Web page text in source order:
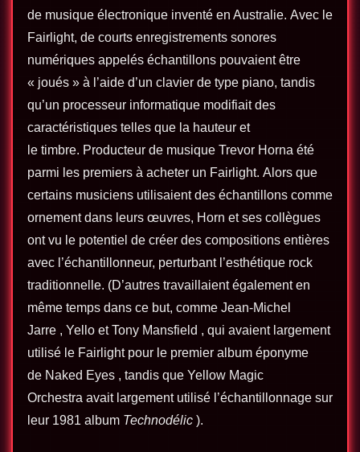
de musique électronique inventé en Australie. Avec le
Fairlight, de courts enregistrements sonores
numériques appelés échantillons pouvaient être
« joués » à l’aide d’un clavier de type piano, tandis
qu’un processeur informatique modifiait des
caractéristiques telles que la hauteur et
le timbre. Producteur de musique Trevor Horna été
parmi les premiers à acheter un Fairlight. Alors que
certains musiciens utilisaient des échantillons comme
ornement dans leurs œuvres, Horn et ses collègues
ont vu le potentiel de créer des compositions entières
avec l’échantillonneur, perturbant l’esthétique rock
traditionnelle. (D’autres travaillaient également en
même temps dans ce but, comme Jean-Michel
Jarre , Yello et Tony Mansfield , qui avaient largement
utilisé le Fairlight pour le premier album éponyme
de Naked Eyes , tandis que Yellow Magic
Orchestra avait largement utilisé l’échantillonnage sur
leur 1981 album Technodélic ).